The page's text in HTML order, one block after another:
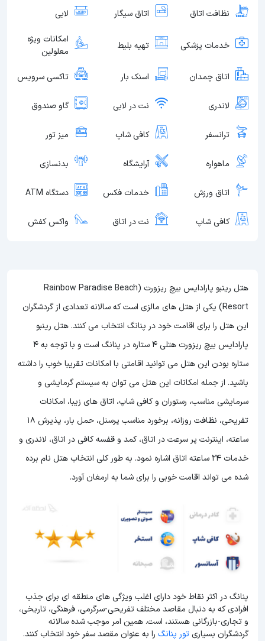
نظافت اتاق اتاق سیگار لابی
خدمات پزشکی تهیه بلیط
امکانات ویژه
معلولین
اتاق چمدان اسنک بار تاکسی سرویس
لاندری نت در لابی گاو صندوق
ترانسفر کافی شاپ میز تور
ماهواره آرایشگاه بدنسازی
اتاق ورزش خدمات فکس دستگاه ATM
کافی شاپ نت در اتاق واکس کفش
هتل رینبو پارادایس بیچ ریزورت (Rainbow Paradise Beach
Resort) یکی از هتل های مالزی است که سالانه تعدادی از گردشگران
این هتل را برای اقامت خود در پنانگ انتخاب می کنند. هتل رینبو
پارادایس بیچ ریزورت هتلی 4 ستاره در پنانگ است و با توجه به 4
ستاره بودن این هتل می توانید اقامتی با امکانات تقریبا خوب را داشته
باشید. از جمله امکانات این هتل می توان به سیستم گرمایشی و
سرمایشی مناسب، رستوران و کافی شاپ، اتاق های زیبا، امکانات
تفریحی، نظافت روزانه، برخورد مناسب پرسنل، حمل بار، پذیرش 18
ساعته، اینترنت پر سرعت در اتاق، کمد و قفسه کافی در اتاق، لاندری و
خدمات 24 ساعته اتاق اشاره نمود. به طور کلی انتخاب هتل نام برده
شده می تواند اقامت خوبی را برای شما به ارمغان آورد.
پنانگ در اکثر نقاط خود دارای اغلب ویژگی های منطقه ای برای جذب
افرادی که به دنبال مقاصد مختلف تفریحی-سرگرمی، فرهنگی، تاریخی،
و تجاری-بازرگانی هستند، است. همین امر موجب شده سالانه
گردشگران بسیاریتور پنانگ را به عنوان مقصد سفر خود انتخاب کنند.